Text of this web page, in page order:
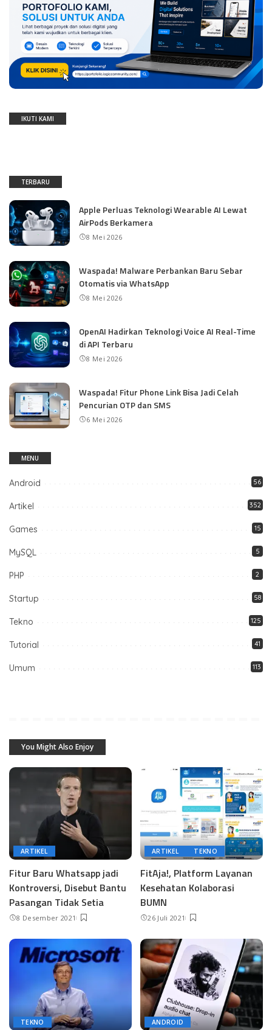
IKUTI KAMI
TERBARU
Apple Perluas Teknologi Wearable AI Lewat
AirPods Berkamera
8 Mei 2026
Waspada! Malware Perbankan Baru Sebar
Otomatis via WhatsApp
8 Mei 2026
OpenAI Hadirkan Teknologi Voice AI Real-Time
di API Terbaru
8 Mei 2026
Waspada! Fitur Phone Link Bisa Jadi Celah
Pencurian OTP dan SMS
6 Mei 2026
MENU
Android 56
Artikel 352
Games 15
MySQL 5
PHP 2
Startup 58
Tekno 125
Tutorial 41
Umum 113
You Might Also Enjoy
ARTIKEL
Fitur Baru Whatsapp jadi
Kontroversi, Disebut Bantu
Pasangan Tidak Setia
8 Desember 2021
ARTIKEL TEKNO
FitAja!, Platform Layanan
Kesehatan Kolaborasi
BUMN
26 Juli 2021
TEKNO ANDROID